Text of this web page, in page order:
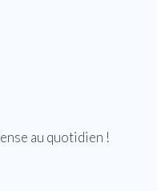
au quotidien !